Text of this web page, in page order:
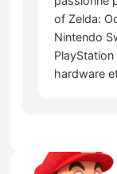
of Zelda:
Nintendo
hardware